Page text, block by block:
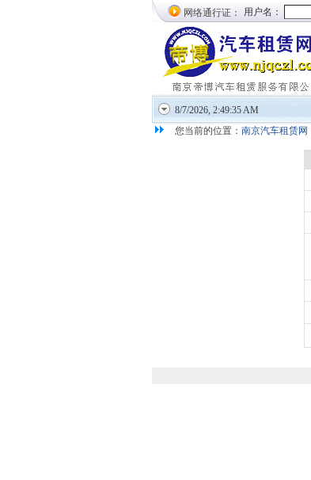
网络通行证：
8/7/2026, 2:49:36 AM
您当前的位置： 南京汽车租赁网